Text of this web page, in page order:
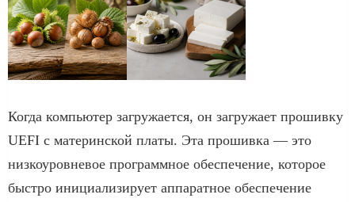
Когда компьютер загружается, он загружает прошивку
UEFI с материнской платы. Эта прошивка — это
низкоуровневое программное обеспечение, которое
быстро инициализирует аппаратное обеспечение